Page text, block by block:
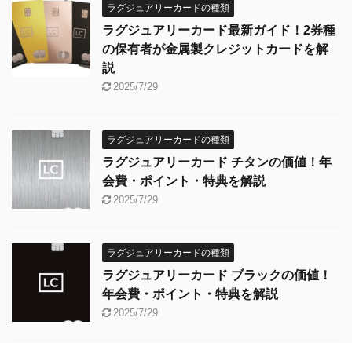
ラグジュアリーカードの種類
ラグジュアリーカード最新ガイド！2券種
の保有者が金属製クレジットカードを解
説
2025/7/29
ラグジュアリーカードの種類
ラグジュアリーカード チタンの価値！年
会費・ポイント・特典を解説
2025/7/29
ラグジュアリーカードの種類
ラグジュアリーカード ブラックの価値！
年会費・ポイント・特典を解説
2025/7/29